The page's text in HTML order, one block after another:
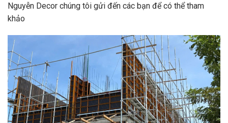
Nguyễn Decor chúng tôi gửi đến các bạn để có thể tham
khảo